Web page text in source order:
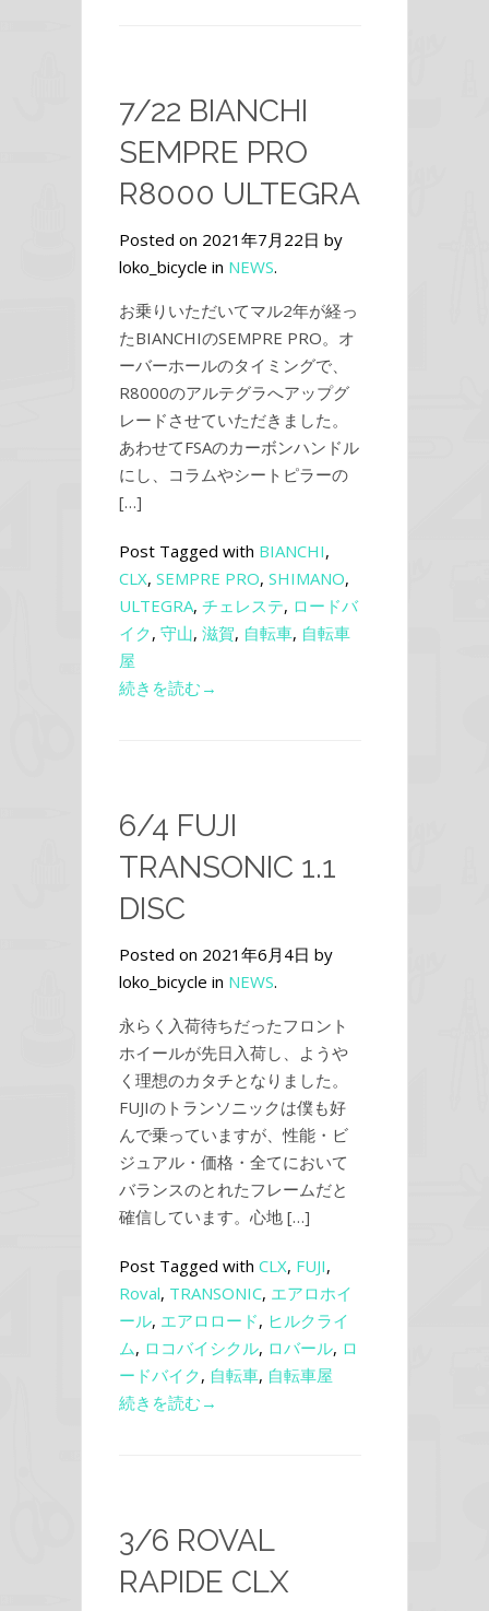
7/22 BIANCHI
SEMPRE PRO
R8000 ULTEGRA
Posted on 2021年7月22日 by
loko_bicycle in NEWS.
お乗りいただいてマル2年が経っ
たBIANCHIのSEMPRE PRO。オ
ーバーホールのタイミングで、
R8000のアルテグラへアップグ
レードさせていただきました。
あわせてFSAのカーボンハンドル
にし、コラムやシートピラーの
[…]
Post Tagged with BIANCHI,
CLX, SEMPRE PRO, SHIMANO,
ULTEGRA, チェレステ, ロードバ
イク, 守山, 滋賀, 自転車, 自転車
屋
続きを読む→
6/4 FUJI
TRANSONIC 1.1
DISC
Posted on 2021年6月4日 by
loko_bicycle in NEWS.
永らく入荷待ちだったフロント
ホイールが先日入荷し、ようや
く理想のカタチとなりました。
FUJIのトランソニックは僕も好
んで乗っていますが、性能・ビ
ジュアル・価格・全てにおいて
バランスのとれたフレームだと
確信しています。心地 […]
Post Tagged with CLX, FUJI,
Roval, TRANSONIC, エアロホイ
ール, エアロロード, ヒルクライ
ム, ロコバイシクル, ロバール, ロ
ードバイク, 自転車, 自転車屋
続きを読む→
3/6 ROVAL
RAPIDE CLX